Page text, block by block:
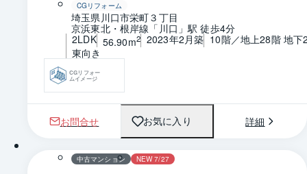
CGリフォーム
埼玉県川口市栄町３丁目
京浜東北・根岸線「川口」駅 徒歩4分
2LDK 56.90m2 2023年2月築 10階／地上28階 地下
東向き
CGリフォー
ムイメージ
お問合せ お気に入り 詳細
1 / 0 間取り
中古マンション NEW 7/27